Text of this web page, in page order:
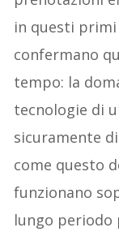
in questi
confermano
tempo: la
tecnologie di
sicuramente
come questo
funzionano
lungo periodo